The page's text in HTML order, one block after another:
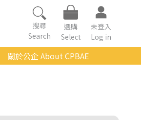
搜尋
Search
選購
Select
未登入
Log in
關於公企 About CPBAE
組織架構與人員職掌